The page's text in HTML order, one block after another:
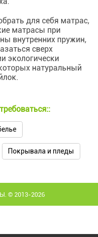
для себя матрас,
матрасы при
внутренних пружин,
сверх
экологически
натуральный
Покрывала и пледы
© 2013-2026